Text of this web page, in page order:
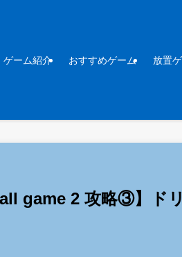
ゲーム紹介 おすすめゲーム 放置
game 2 攻略③】ド